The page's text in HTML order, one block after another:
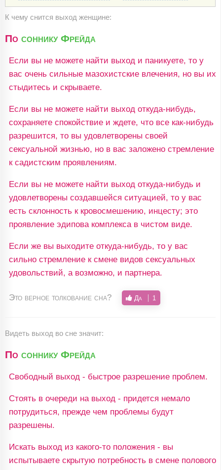
К чему снится выход женщине:
По соннику Фрейда
Если вы не можете найти выход и паникуете, то у
вас очень сильные мазохистские влечения, но вы их
стыдитесь и скрываете.
Если вы не можете найти выход откуда-нибудь,
сохраняете спокойствие и ждете, что все как-нибудь
разрешится, то вы удовлетворены своей
сексуальной жизнью, но в вас заложено стремление
к садистским проявлениям.
Если вы не можете найти выход откуда-нибудь и
удовлетворены создавшейся ситуацией, то у вас
есть склонность к кровосмешению, инцесту; это
проявление эдипова комплекса в чистом виде.
Если же вы выходите откуда-нибудь, то у вас
сильно стремление к смене видов сексуальных
удовольствий, а возможно, и партнера.
Это верное толкование сна? Да 1
Видеть выход во сне значит:
По соннику Фрейда
Свободный выход - быстрое разрешение проблем.
Стоять в очереди на выход - придется немало
потрудиться, прежде чем проблемы будут
разрешены.
Искать выход из какого-то положения - вы
испытываете скрытую потребность в смене полового